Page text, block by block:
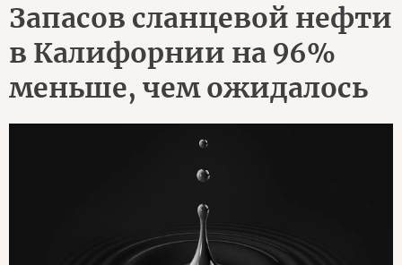
Запасов сланцевой нефти
в Калифорнии на 96%
меньше, чем ожидалось